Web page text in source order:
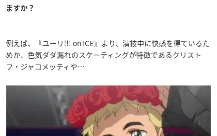
ますか？
例えば、『ユーリ!!! on ICE』より、演技中に快感を得ているた
めか、色気ダダ漏れのスケーティングが特徴であるクリスト
フ・ジャコメッティや…